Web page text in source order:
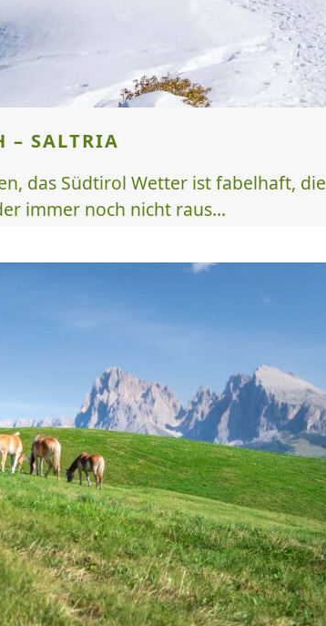
– SALTRIA
das Südtirol Wetter ist fabelhaft, die
immer noch nicht raus...